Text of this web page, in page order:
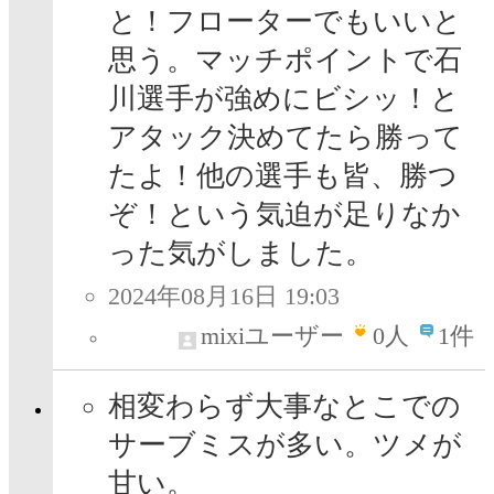
と！フローターでもいいと
思う。マッチポイントで石
川選手が強めにビシッ！と
アタック決めてたら勝って
たよ！他の選手も皆、勝つ
ぞ！という気迫が足りなか
った気がしました。
2024年08月16日 19:03
mixiユーザー
0人 1件
相変わらず大事なとこでの
サーブミスが多い。ツメが
甘い。